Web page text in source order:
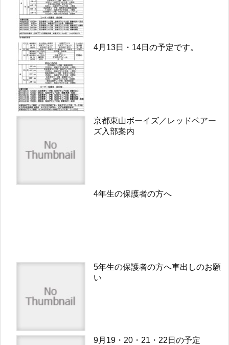
4月13日・14日の予定です。
京都東山ボーイズ／レッドベアー
ズ入部案内
4年生の保護者の方へ
5年生の保護者の方へ車出しのお願
い
9月19・20・21・22日の予定